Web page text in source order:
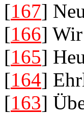
[167]
[166] Wir
[165]
[164]
[163]